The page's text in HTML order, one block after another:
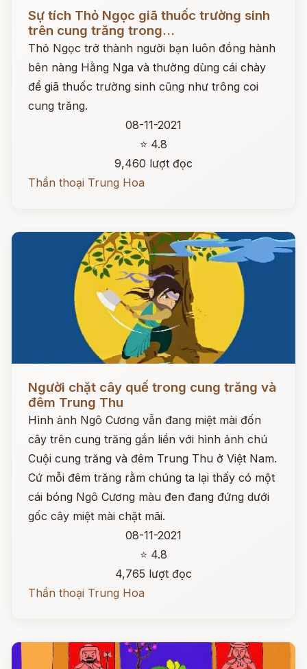
Sự tích Thỏ Ngọc giã thuốc trường sinh
trên cung trăng trong...
Thỏ Ngọc trở thành người bạn luôn đồng hành
bên nàng Hằng Nga và thường dùng cái chày
để giã thuốc trường sinh cũng như trông coi
cung trăng.
08-11-2021
⭐ 4.8
9,460 lượt đọc
Thần thoại Trung Hoa
Người chặt cây quế trong cung trăng và
đêm Trung Thu
Hình ảnh Ngô Cương vẫn đang miệt mài đốn
cây trên cung trăng gắn liền với hình ảnh chú
Cuội cung trăng và đêm Trung Thu ở Việt Nam.
Cứ mỗi đêm trăng rằm chúng ta lại thấy có một
cái bóng Ngô Cương màu đen đang đứng dưới
gốc cây miệt mài chặt mãi.
08-11-2021
⭐ 4.8
4,765 lượt đọc
Thần thoại Trung Hoa